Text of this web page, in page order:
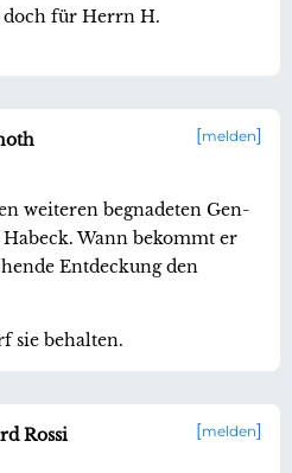
doch für Herrn H.
melden
weiteren begnadeten Gen-
Wann bekommt er
Entdeckung den
sie behalten.
melden
Rossi